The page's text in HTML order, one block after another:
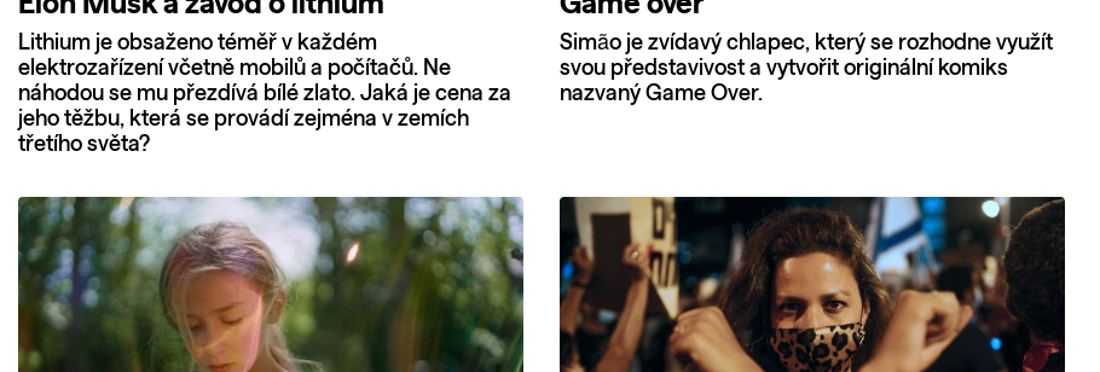
Lithium je obsaženo téměř v každém
elektrozařízení včetně mobilů a počítačů. Ne
náhodou se mu přezdívá bílé zlato. Jaká je cena za
jeho těžbu, která se provádí zejména v zemích
třetího světa?
Simão je zvídavý chlapec, který se rozhodne využít
svou představivost a vytvořit originální komiks
nazvaný Game Over.